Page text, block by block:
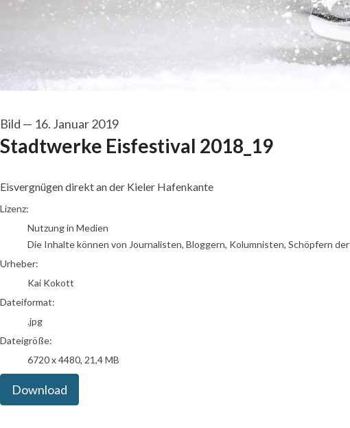
Bild — 16. Januar 2019
Stadtwerke Eisfestival 2018_19
Eisvergnügen direkt an der Kieler Hafenkante
Kai Kokott
Lizenz:
Nutzung in Medien
Die Inhalte können von Journalisten, Bloggern, Kolumnisten, Schöpfern
Urheber:
Kai Kokott
Dateiformat:
.jpg
Dateigröße:
6720 x 4480, 21,4 MB
Download